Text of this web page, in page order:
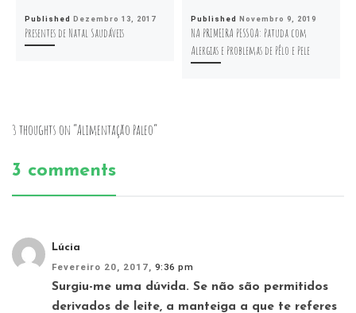
Published Dezembro 13, 2017
Presentes de Natal Saudáveis
Published Novembro 9, 2019
NA PRIMEIRA PESSOA: Patuda com
Alergias e Problemas de Pêlo e Pele
3 thoughts on “Alimentação Paleo”
3 comments
Lúcia
Fevereiro 20, 2017, 9:36 pm
Surgiu-me uma dúvida. Se não são permitidos
derivados de leite, a manteiga a que te referes